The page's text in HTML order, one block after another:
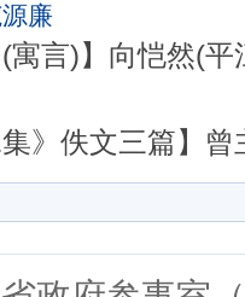
廉
(寓言)】向恺然(
集》佚文三篇】